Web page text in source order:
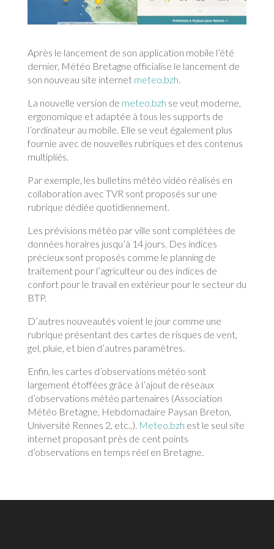
Après le lancement de son application mobile l’été
dernier, Météo Bretagne officialise le lancement de
son nouveau site internet meteo.bzh
La nouvelle version de meteo.bzh se veut moderne,
ergonomique et adaptée à tous les supports de
l’ordinateur au mobile. Elle se veut également plus
fournie avec de nouvelles rubriques et des contenus
multipliés.
Par exemple, les bulletins météo vidéo réalisés en
collaboration avec TVR sont proposés sur une
rubrique dédiée quotidiennement.
Les prévisions météo par ville sont complétées de
données horaires jusqu’à 14 jours. Des indices
précieux sont proposés comme le planning de
traitement pour l’agriculteur ou des indices de
confort pour le travail en extérieur pour le secteur du
BTP.
D’autres nouveautés voient le jour comme une
rubrique présentant des cartes de risques de vent,
gel, pluie, et bien d’autres paramètres.
Enfin, les cartes d’observations météo sont
largement étoffées grâce à l’ajout de réseaux
d’observations météo partenaires (Association
Météo Bretagne, Hebdomadaire Paysan Breton,
Université Rennes 2, etc..). Meteo.bzh est le seul site
internet proposant près de cent points
d’observations en temps réel en Bretagne.